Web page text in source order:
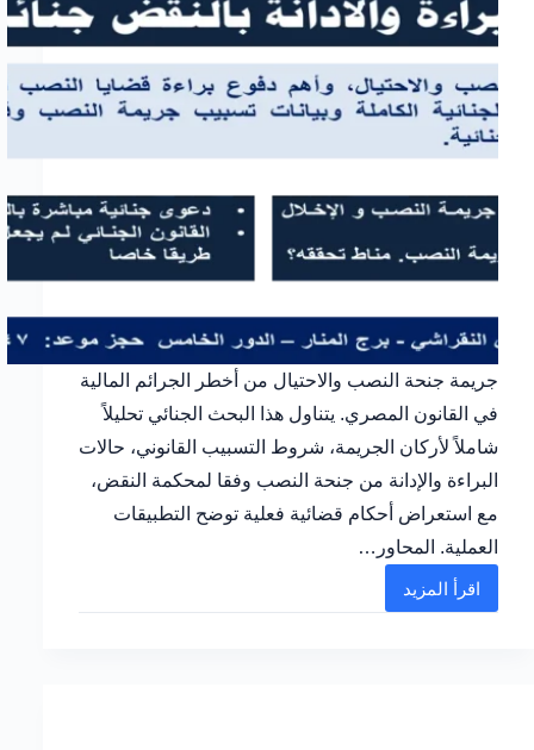
جريمة جنحة النصب والاحتيال من أخطر الجرائم المالية
في القانون المصري. يتناول هذا البحث الجنائي تحليلاً
شاملاً لأركان الجريمة، شروط التسبيب القانوني، حالات
البراءة والإدانة من جنحة النصب وفقا لمحكمة النقض،
مع استعراض أحكام قضائية فعلية توضح التطبيقات
العملية. المحاور…
اقرأ المزيد
شرح